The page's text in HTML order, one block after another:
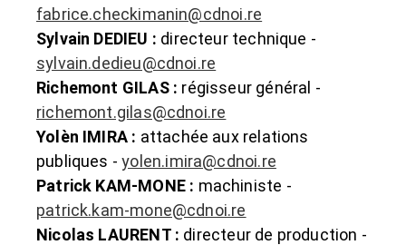
fabrice.checkimanin@cdnoi.re
Sylvain DEDIEU : directeur technique -
sylvain.dedieu@cdnoi.re
Richemont GILAS : régisseur général -
richemont.gilas@cdnoi.re
Yolèn IMIRA : attachée aux relations
publiques -yolen.imira@cdnoi.re
Patrick KAM-MONE : machiniste -
patrick.kam-mone@cdnoi.re
Nicolas LAURENT : directeur de production -